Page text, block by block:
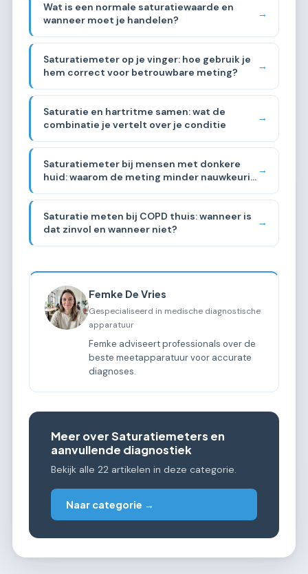
Wat is een normale saturatiewaarde en
wanneer moet je handelen?
→
Saturatiemeter op je vinger: hoe gebruik je
hem correct voor betrouwbare meting?
→
Saturatie en hartritme samen: wat de
combinatie je vertelt over je conditie
→
Saturatiemeter bij mensen met donkere
huid: waarom de meting minder nauwkeurig
→
Saturatie meten bij COPD thuis: wanneer is
dat zinvol en wanneer niet?
→
Femke De Vries
Gespecialiseerd in medische diagnostische
apparatuur
Femke adviseert professionals over de
beste meetapparatuur voor accurate
diagnoses.
Meer over Saturatiemeters en
aanvullende diagnostiek
Bekijk alle 22 artikelen in deze categorie.
Naar categorie →